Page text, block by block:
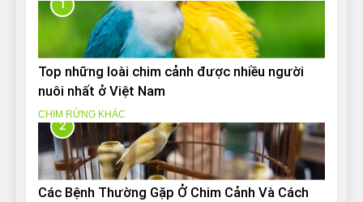
1
Top những loài chim cảnh được nhiều người
nuôi nhất ở Việt Nam
CHIM RỪNG KHÁC
2
Các Bệnh Thường Gặp Ở Chim Cảnh Và Cách